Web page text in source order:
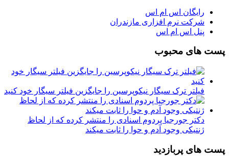
رایگان اس ام اس
شرکت نرم افزاری مازندران
پنل اس ام اس
پست های محبوب
فیلتر ترک سیگار نیکوپرسین را جایگزین فیلتر سیگار خود کنید
دکتر جورجیا پردوم اسنادی را منتشر کرده که از لحاظ
ژنتیکی وجود آدم و حوا را ثابت میکند
پست های پربازدید